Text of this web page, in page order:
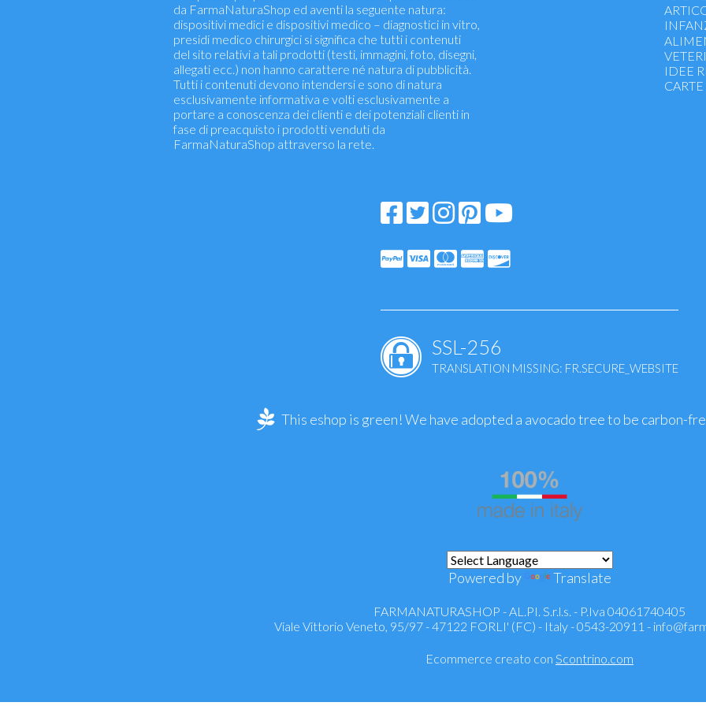
da FarmaNaturaShop ed aventi la seguente natura:
dispositivi medici e dispositivi medico – diagnostici in vitro,
presidi medico chirurgici si significa che tutti i contenuti
del sito relativi a tali prodotti (testi, immagini, foto, disegni,
allegati ecc.) non hanno carattere né natura di pubblicità.
Tutti i contenuti devono intendersi e sono di natura
esclusivamente informativa e volti esclusivamente a
portare a conoscenza dei clienti e dei potenziali clienti in
fase di preacquisto i prodotti venduti da
FarmaNaturaShop attraverso la rete.
Igiene
Difese
IDEE
SSL-256
TRANSLATION MISSING: FR.SECURE_WEBSITE
This eshop is green! We have adopted a avocado tree to be carbon-
Powered by Translate
FARMANATURASHOP - AL.PI. S.r.l.s. - P.Iva 04061740405
Viale Vittorio Veneto, 95/97 - 47122 FORLI' (FC) - Italy - 0543-20911 -
Ecommerce creato con Scontrino.com